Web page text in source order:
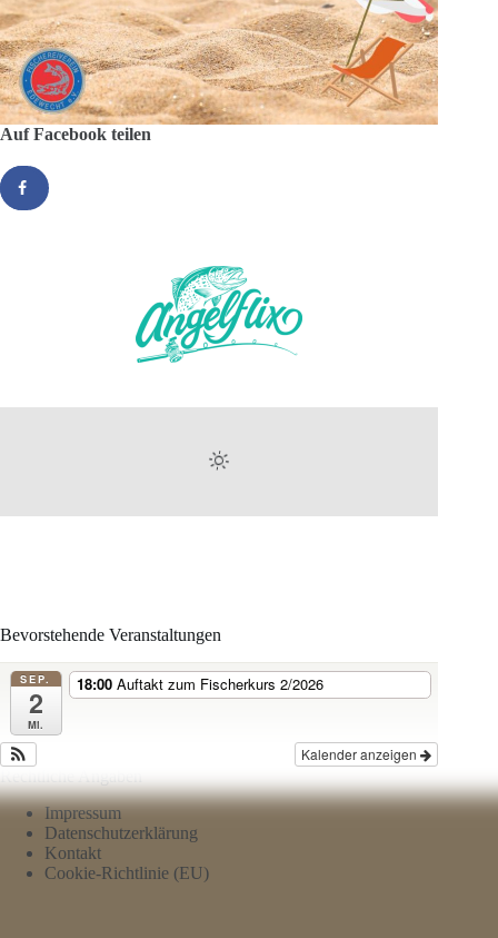
Auf Facebook teilen
Bevorstehende Veranstaltungen
SEP.
2
Mi.
18:00 Auftakt zum Fischerkurs 2/2026
Kalender anzeigen
Rechtliche Angaben
Impressum
Datenschutzerklärung
Kontakt
Cookie-Richtlinie (EU)